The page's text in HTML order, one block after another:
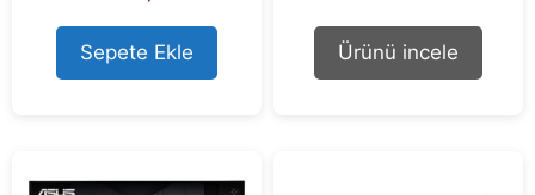
t
o
f
5
Sepete Ekle
t
f
Ürünü incele